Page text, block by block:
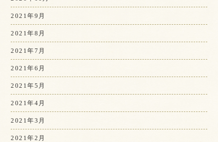
2021年9月
2021年8月
2021年7月
2021年6月
2021年5月
2021年4月
2021年3月
2021年2月